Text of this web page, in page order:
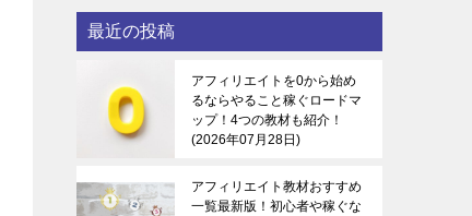
最近の投稿
アフィリエイトを0から始め
るならやること稼ぐロードマ
ップ！4つの教材も紹介！
2026年07月28日
アフィリエイト教材おすすめ
一覧最新版！初心者や稼ぐな